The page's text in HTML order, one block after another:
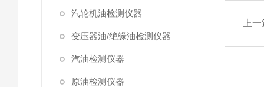
汽轮机油检测仪器
变压器油/绝缘油检测仪器
汽油检测仪器
原油检测仪器
上